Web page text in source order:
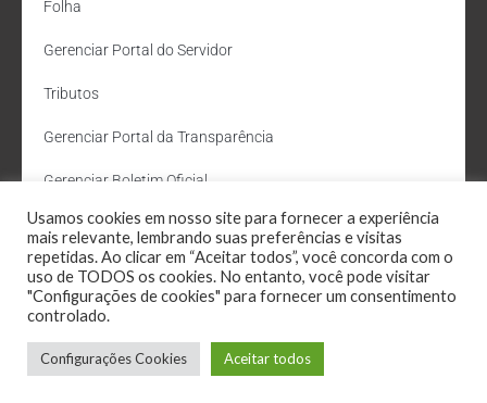
Folha
Gerenciar Portal do Servidor
Tributos
Gerenciar Portal da Transparência
Gerenciar Boletim Oficial
Departamento de Água e Esgoto
Administração Site
Webmail
Usamos cookies em nosso site para fornecer a experiência
mais relevante, lembrando suas preferências e visitas
repetidas. Ao clicar em “Aceitar todos”, você concorda com o
uso de TODOS os cookies. No entanto, você pode visitar
"Configurações de cookies" para fornecer um consentimento
controlado.
Configurações Cookies Aceitar todos